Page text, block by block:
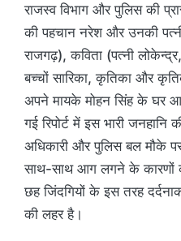
राजस्व विभाग और पुलिस की
की पहचान नरेश और उनकी पत्नी
राजगढ़), कविता (पत्नी
बच्चों सारिका, कृतिका और
अपने मायके मोहन सिंह के घर आए
गई रिपोर्ट में इस भारी
अधिकारी और पुलिस बल मौके
साथ-साथ आग लगने के कारणों
छह जिंदगियों के इस तरह
की लहर है।